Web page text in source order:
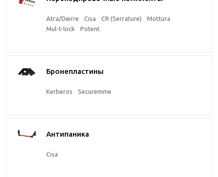
Atra/Dierre Cisa CR (Serrature)
Mottura
Mul-t-lock
Potent
Бронепластины
Kerberos Securemme
Антипаника
Cisa